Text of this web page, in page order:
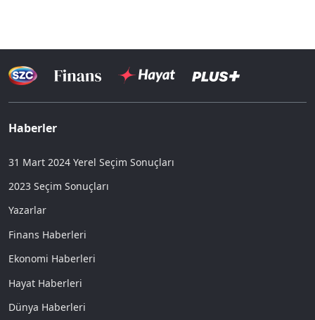
Haberler
31 Mart 2024 Yerel Seçim Sonuçları
2023 Seçim Sonuçları
Yazarlar
Finans Haberleri
Ekonomi Haberleri
Hayat Haberleri
Dünya Haberleri